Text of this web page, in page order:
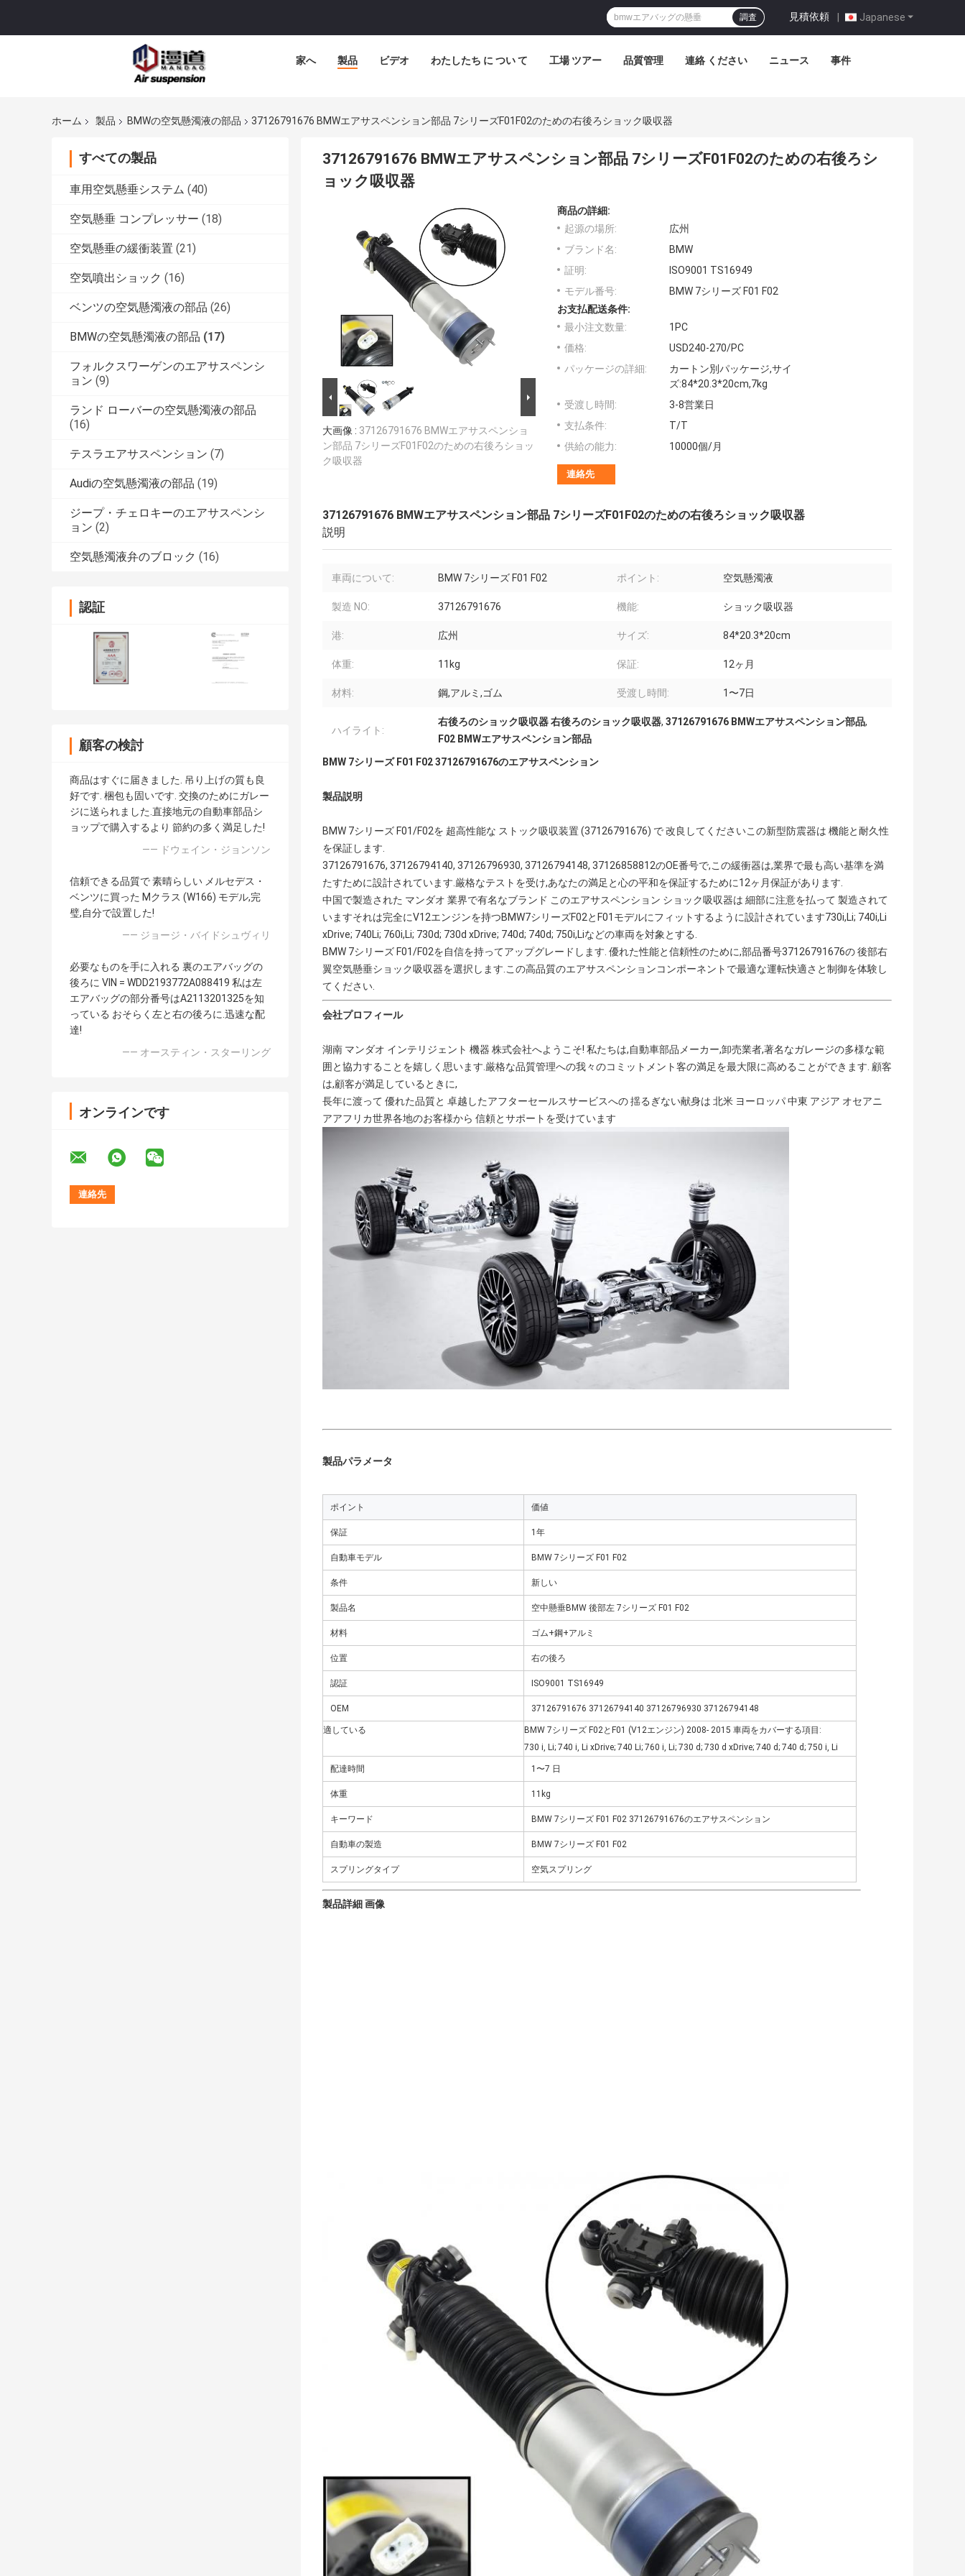
Japanese
見積依頼 |
調査
家へ 製品 ビデオ わたしたち に つい て 工場 ツアー 品質管理 連絡 ください ニュース 事件
ホーム 製品 BMWの空気懸濁液の部品 37126791676 BMWエアサスペンション部品 7シリーズF01F02のための右後ろショック吸収器
すべての製品
車用空気懸垂システム (40)
空気懸垂 コンプレッサー (18)
空気懸垂の緩衝装置 (21)
空気噴出ショック (16)
ベンツの空気懸濁液の部品 (26)
BMWの空気懸濁液の部品 (17)
フォルクスワーゲンのエアサスペンシ
ョン (9)
ランド ローバーの空気懸濁液の部品
(16)
テスラエアサスペンション (7)
Audiの空気懸濁液の部品 (19)
ジープ・チェロキーのエアサスペンシ
ョン (2)
空気懸濁液弁のブロック (16)
認証
顧客の検討
商品はすぐに届きました. 吊り上げの質も良
好です. 梱包も固いです. 交換のためにガレー
ジに送られました.直接地元の自動車部品シ
ョップで購入するより 節約の多く満足した!
—— ドウェイン・ジョンソン
信頼できる品質で 素晴らしい メルセデス・
ベンツに買った Mクラス (W166) モデル,完
璧,自分で設置した!
—— ジョージ・バイドシュヴィリ
必要なものを手に入れる 裏のエアバッグの
後ろに VIN = WDD2193772A088419 私は左
エアバッグの部分番号はA2113201325を知
っている おそらく左と右の後ろに.迅速な配
達!
—— オースティン・スターリング
オンラインです
37126791676 BMWエアサスペンション部品 7シリーズF01F02のための右後ろシ
ョック吸収器
大画像 : 37126791676 BMWエアサスペンショ
ン部品 7シリーズF01F02のための右後ろショッ
ク吸収器
商品の詳細:
起源の場所:
広州
ブランド名:
BMW
証明:
ISO9001 TS16949
モデル番号:
BMW 7シリーズ F01 F02
お支払配送条件:
最小注文数量:
1PC
価格:
USD240-270/PC
パッケージの詳細:
カートン別パッケージ,サイ
ズ:84*20.3*20cm,7kg
受渡し時間:
3-8営業日
支払条件:
T/T
供給の能力:
10000個/月
連絡先
37126791676 BMWエアサスペンション部品 7シリーズF01F02のための右後ろショック吸収器
説明
車両について: BMW 7シリーズ F01 F02 ポイント: 空気懸濁液
製造 NO: 37126791676 機能: ショック吸収器
港: 広州 サイズ: 84*20.3*20cm
体重: 11kg 保証: 12ヶ月
材料: 鋼,アルミ,ゴム 受渡し時間: 1〜7日
ハイライト:
右後ろのショック吸収器 右後ろのショック吸収器, 37126791676 BMWエアサスペンション部品,
F02 BMWエアサスペンション部品
BMW 7シリーズ F01 F02 37126791676のエアサスペンション
製品説明
BMW 7シリーズ F01/F02を 超高性能な ストック吸収装置 (37126791676) で 改良してくださいこの新型防震器は 機能と耐久性
を保証します.
37126791676, 37126794140, 37126796930, 37126794148, 37126858812のOE番号で,この緩衝器は,業界で最も高い基準を満
たすために設計されています.厳格なテストを受け,あなたの満足と心の平和を保証するために12ヶ月保証があります.
中国で製造された マンダオ 業界で有名なブランド このエアサスペンション ショック吸収器は 細部に注意を払って 製造されて
いますそれは完全にV12エンジンを持つBMW7シリーズF02とF01モデルにフィットするように設計されています730i,Li; 740i,Li
xDrive; 740Li; 760i,Li; 730d; 730d xDrive; 740d; 740d; 750i,Liなどの車両を対象とする.
BMW 7シリーズ F01/F02を自信を持ってアップグレードします. 優れた性能と信頼性のために,部品番号37126791676の 後部右
翼空気懸垂ショック吸収器を選択します.この高品質のエアサスペンションコンポーネントで最適な運転快適さと制御を体験し
てください.
会社プロフィール
湖南 マンダオ インテリジェント 機器 株式会社へようこそ! 私たちは,自動車部品メーカー,卸売業者,著名なガレージの多様な範
囲と協力することを嬉しく思います.厳格な品質管理への我々のコミットメント客の満足を最大限に高めることができます. 顧客
は,顧客が満足しているときに,
長年に渡って 優れた品質と 卓越したアフターセールスサービスへの 揺るぎない献身は 北米 ヨーロッパ 中東 アジア オセアニ
アアフリカ世界各地のお客様から 信頼とサポートを受けています
製品パラメータ
ポイント 価値
保証 1年
自動車モデル BMW 7シリーズ F01 F02
条件 新しい
製品名 空中懸垂BMW 後部左 7シリーズ F01 F02
材料 ゴム+鋼+アルミ
位置 右の後ろ
認証 ISO9001 TS16949
OEM 37126791676 37126794140 37126796930 37126794148
適している
BMW 7シリーズ F02とF01 (V12エンジン) 2008- 2015 車両をカバーする項目:
730 i, Li; 740 i, Li xDrive; 740 Li; 760 i, Li; 730 d; 730 d xDrive; 740 d; 740 d; 750 i, Li
配達時間 1〜7 日
体重 11kg
キーワード BMW 7シリーズ F01 F02 37126791676のエアサスペンション
自動車の製造 BMW 7シリーズ F01 F02
スプリングタイプ 空気スプリング
製品詳細 画像